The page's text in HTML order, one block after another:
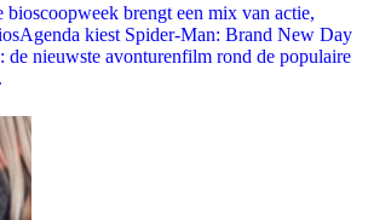
brengt een mix van actie,
kiest Spider-Man: Brand New Day
de nieuwste avonturenfilm rond de populaire